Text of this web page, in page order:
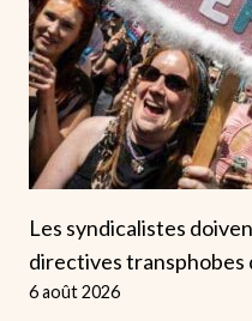
Les syndicalistes
directives transphobes
6 août 2026